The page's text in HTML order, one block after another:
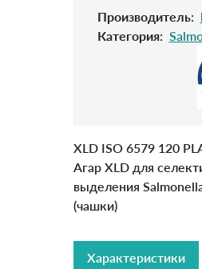
Производитель:
Категория:
XLD ISO 6579 120
Агар XLD для
выделения
(чашки)
Характеристики